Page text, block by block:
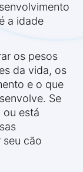
a idade
os pesos
da vida, os
e o que
Se
ou está
seu cão